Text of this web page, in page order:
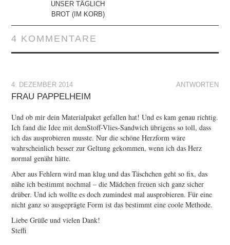
UNSER TÄGLICH
BROT (IM KORB)
4 KOMMENTARE
ANTWORTEN
4. DEZEMBER 2014
FRAU PAPPELHEIM
Und ob mir dein Materialpaket gefallen hat! Und es kam genau richtig.
Ich fand die Idee mit demStoff-Vlies-Sandwich übrigens so toll, dass
ich das ausprobieren musste. Nur die schöne Herzform wäre
wahrscheinlich besser zur Geltung gekommen, wenn ich das Herz
normal genäht hätte.
Aber aus Fehlern wird man klug und das Täschchen geht so fix, das
nähe ich bestimmt nochmal – die Mädchen freuen sich ganz sicher
drüber. Und ich wollte es doch zumindest mal ausprobieren. Für eine
nicht ganz so ausgeprägte Form ist das bestimmt eine coole Methode.
Liebe Grüße und vielen Dank!
Steffi